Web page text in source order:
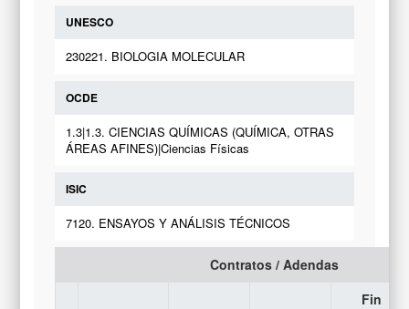
UNESCO
230221. BIOLOGIA MOLECULAR
OCDE
1.3|1.3. CIENCIAS QUÍMICAS (QUÍMICA, OTRAS
ÁREAS AFINES)|Ciencias Físicas
ISIC
7120. ENSAYOS Y ANÁLISIS TÉCNICOS
Contratos / Adendas
Fin